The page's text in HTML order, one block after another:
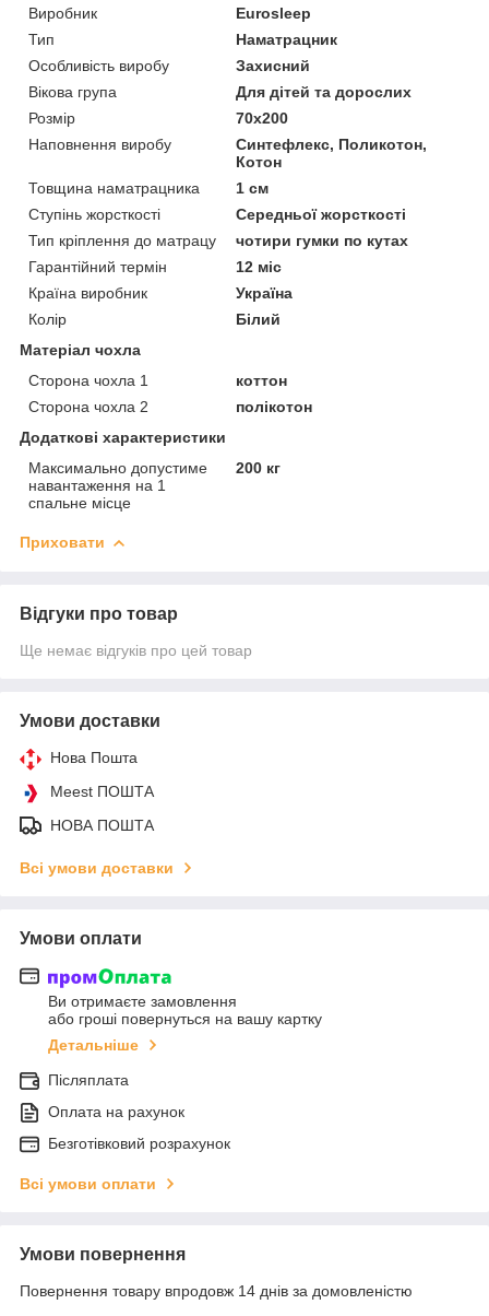
Виробник
Eurosleep
Тип
Наматрацник
Особливість виробу
Захисний
Вікова група
Для дітей та дорослих
Розмір
70x200
Наповнення виробу
Синтефлекс, Поликотон,
Котон
Товщина наматрацника
1 см
Ступінь жорсткості
Середньої жорсткості
Тип кріплення до матрацу
чотири гумки по кутах
Гарантійний термін
12 міс
Країна виробник
Україна
Колір
Білий
Матеріал чохла
Сторона чохла 1
коттон
Сторона чохла 2
полікотон
Додаткові характеристики
Максимально допустиме
навантаження на 1
спальне місце
200 кг
Приховати
Відгуки про товар
Ще немає відгуків про цей товар
Умови доставки
Нова Пошта
Meest ПОШТА
НОВА ПОШТА
Всі умови доставки
Умови оплати
Ви отримаєте замовлення
або гроші повернуться на вашу картку
Детальніше
Післяплата
Оплата на рахунок
Безготівковий розрахунок
Всі умови оплати
Умови повернення
Повернення товару впродовж 14 днів за домовленістю